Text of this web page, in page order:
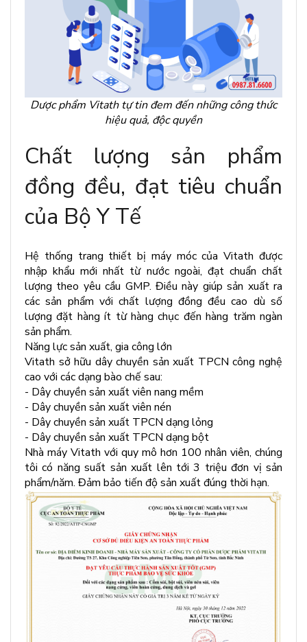
Dược phẩm Vitath tự tin đem đến những công thức
hiệu quả, độc quyền
Chất lượng sản phẩm
đồng đều, đạt tiêu chuẩn
của Bộ Y Tế
Hệ thống trang thiết bị máy móc của Vitath được
nhập khẩu mới nhất từ nước ngoài, đạt chuẩn chất
lượng theo yêu cầu GMP. Điều này giúp sản xuất ra
các sản phẩm với chất lượng đồng đều cao dù số
lượng đặt hàng ít từ hàng chục đến hàng trăm ngàn
sản phẩm.
Năng lực sản xuất, gia công lớn
Vitath sở hữu dây chuyền sản xuất TPCN công nghệ
cao với các dạng bào chế sau:
- Dây chuyền sản xuất viên nang mềm
- Dây chuyền sản xuất viên nén
- Dây chuyền sản xuất TPCN dạng lỏng
- Dây chuyền sản xuất TPCN dạng bột
Nhà máy Vitath với quy mô hơn 100 nhân viên, chúng
tôi có năng suất sản xuất lên tới 3 triệu đơn vị sản
phẩm/năm. Đảm bảo tiến độ sản xuất đúng thời hạn.